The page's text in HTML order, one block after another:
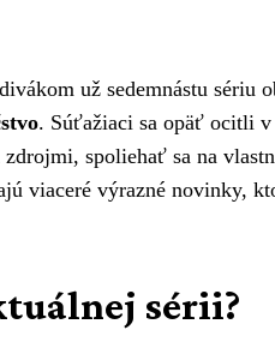
už sedemnástu sériu
. Súťažiaci sa opäť ocitli
spoliehať sa na
viaceré výrazné novinky,
sérii?